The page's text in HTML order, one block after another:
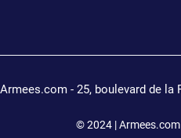
© 2024 |
Armees.com - 25, boulevard de la